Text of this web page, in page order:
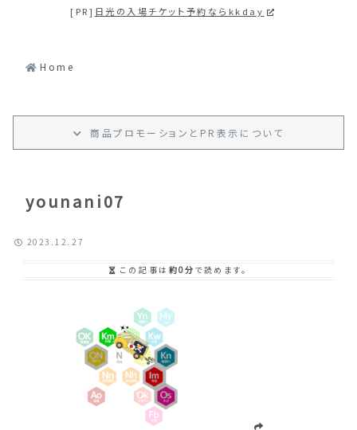
[PR] 日光の入場チケット予約ならkkday
Home
商品プロモーション と PR 表示 について
younani07
2023.12.27
この記事は 約0分 で読めます。